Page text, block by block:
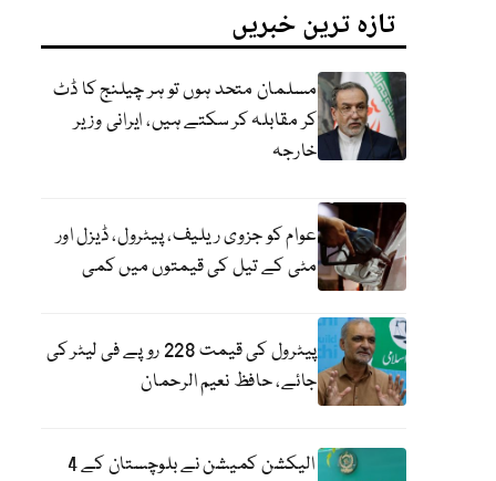
تازہ ترین خبریں
مسلمان متحد ہوں تو ہر چیلنج کا ڈٹ
کر مقابلہ کر سکتے ہیں، ایرانی وزیر
خارجہ
عوام کو جزوی ریلیف، پیٹرول، ڈیزل اور
مٹی کے تیل کی قیمتوں میں کمی
پیٹرول کی قیمت 228 روپے فی لیٹر کی
جائے، حافظ نعیم الرحمان
الیکشن کمیشن نے بلوچستان کے 4